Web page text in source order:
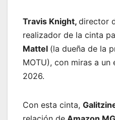
Travis Knight, director
realizador de la cinta
Mattel (la dueña de la
MOTU), con miras a
2026.
Con esta cinta,